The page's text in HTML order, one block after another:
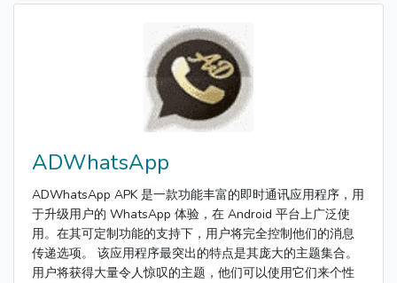
ADWhatsApp
ADWhatsApp APK 是一款功能丰富的即时通讯应用程序，用
于升级用户的 WhatsApp 体验，在 Android 平台上广泛使
用。在其可定制功能的支持下，用户将完全控制他们的消息
传递选项。 该应用程序最突出的特点是其庞大的主题集合。
用户将获得大量令人惊叹的主题，他们可以使用它们来个性